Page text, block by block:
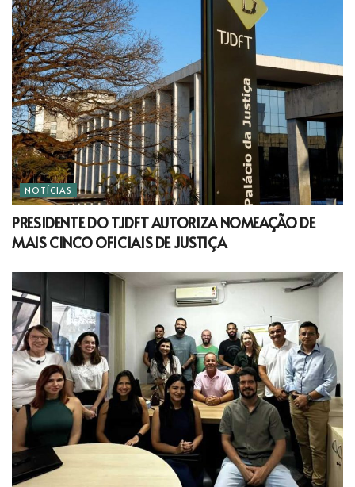
NOTÍCIAS
PRESIDENTE DO TJDFT AUTORIZA NOMEAÇÃO DE
MAIS CINCO OFICIAIS DE JUSTIÇA